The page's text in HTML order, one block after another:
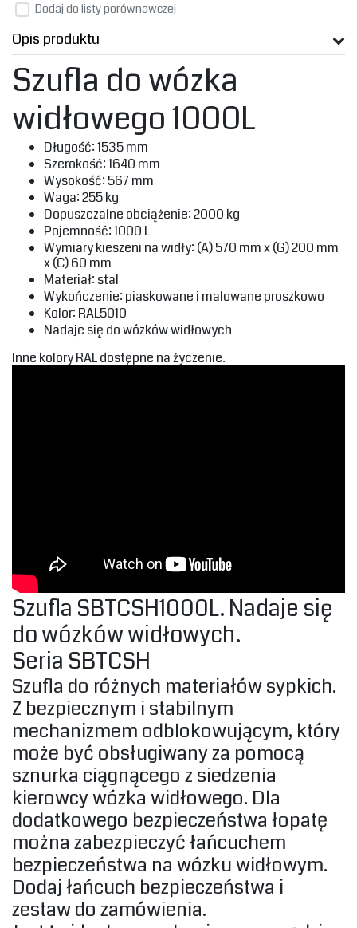
Dodaj do listy porównawczej
Opis produktu
Szufla do wózka
widłowego 1000L
‎Długość: 1535 mm‎
‎Szerokość: 1640 mm‎
‎Wysokość: 567 mm‎
‎Waga: 255 kg‎
‎Dopuszczalne obciążenie: 2000 kg‎
‎Pojemność: 1000 L‎
‎Wymiary kieszeni na widły: (A) 570 mm x (G) 200 mm
x (C) 60 mm‎
‎Materiał: stal‎
‎Wykończenie: piaskowane i malowane proszkowo‎
‎Kolor: RAL5010‎
‎Nadaje się do wózków widłowych‎
‎Inne kolory RAL dostępne na życzenie.‎
Szufla SBTCSH1000L. Nadaje się
do wózków widłowych.‎
‎Seria SBTCSH‎
Szufla do różnych materiałów sypkich.
Z bezpiecznym i stabilnym
mechanizmem odblokowującym, który
może być obsługiwany za pomocą
sznurka ciągnącego z siedzenia
kierowcy wózka widłowego. Dla
dodatkowego bezpieczeństwa łopatę
można zabezpieczyć łańcuchem
bezpieczeństwa na wózku widłowym.
Dodaj łańcuch bezpieczeństwa i
zestaw do zamówienia.‎